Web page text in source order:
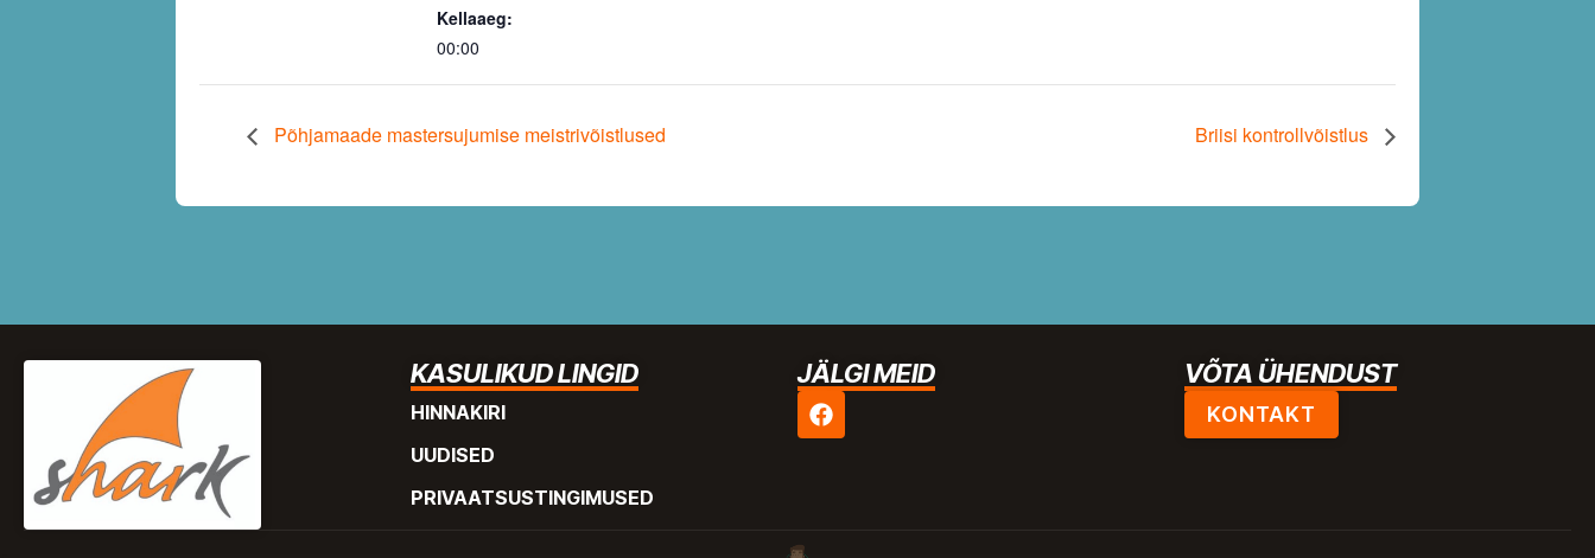
Kellaaeg:
00:00
Põhjamaade mastersujumise meistrivõistlused Briisi kontrollvõistlus
KASULIKUD LINGID
HINNAKIRI
UUDISED
PRIVAATSUSTINGIMUSED
JÄLGI MEID VÕTA ÜHENDUST
KONTAKT